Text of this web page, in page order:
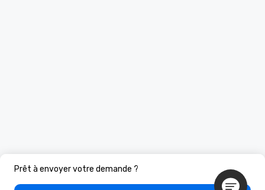
Prêt à envoyer votre demande ?